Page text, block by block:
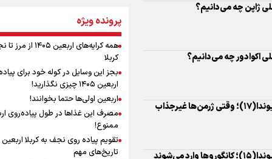
ژاپن چه می‌دانیم؟
اکوادور چه می‌دانیم؟
ویژه‌برنامه برنا برای جام جهانی ۲۰۲۶/تریوندا(۱۷)؛ وقتی ژرمن‌ها غیرجذاب
نگاه تمدنی رهبر
فضای مجازی
رابطه کارگر و کارفرما
به زوجیت
اینفو برنا / جدول کامل فاصله
شلمچه تا شهرهای زیارتی عراق
اینفو برنا/ میزان مالیات بر ارزش
افزوده چقدر است؟
پرونده ویژه
همه کرایه‌های اربعین ۱۴۰۵
کربلا
بجز این وسایل در کوله خود برای
اربعین ۱۴۰۵ چیزی نگذارید!
اربعین اولی‌ها حتما بخوانند!
مصرف این غذاها در طول پیاده‌روی
ممنوع!
تاریخ‌های مهم